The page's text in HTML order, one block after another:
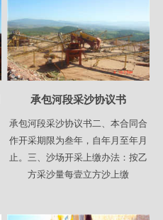
承包河段采沙协议书
承包河段采沙协议书二、本合同合
作开采期限为叁年，自年月至年月
止。三、沙场开采上缴办法：按乙
方采沙量每壹立方沙上缴